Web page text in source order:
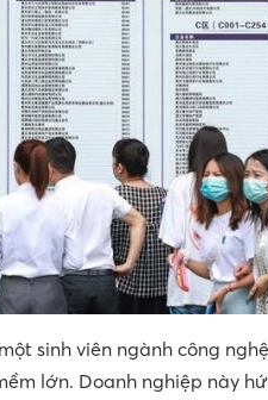
sinh viên ngành công
lớn. Doanh nghiệp này